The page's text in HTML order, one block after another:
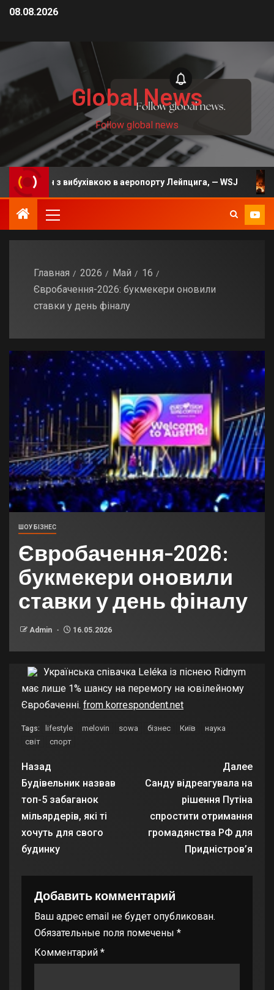
08.08.2026
Global News
Follow global news
з вибухівкою в аеропорту Лейпцига, — WSJ На
Главная 2026 Май
16
Євробачення-2026: букмекери оновили
ставки у день фіналу
ШОУ БІЗНЕС
Євробачення-2026:
букмекери оновили
ставки у день фіналу
Admin 16.05.2026
Українська співачка Leléka із піснею Ridnym
має лише 1% шансу на перемогу на ювілейному
Євробаченні. from korrespondent.net
Tags: lifestyle melovin sowa бізнес Київ
наука
світ
спорт
Назад
Будівельник назвав
топ-5 забаганок
мільярдерів, які ті
хочуть для свого
будинку
Далее
Санду відреагувала на
рішення Путіна
спростити отримання
громадянства РФ для
Придністров’я
Добавить комментарий
Ваш адрес email не будет опубликован.
Обязательные поля помечены *
Комментарий *